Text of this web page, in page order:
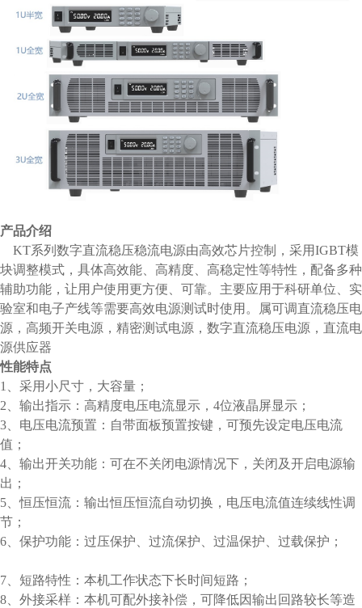
产品介绍
KT系列数字直流稳压稳流电源由高效芯片控制，采用IGBT模
块调整模式，具体高效能、高精度、高稳定性等特性，配备多种
辅助功能，让用户使用更方便、可靠。主要应用于科研单位、实
验室和电子产线等需要高效电源测试时使用。属可调直流稳压电
源，高频开关电源，精密测试电源 ， 数字直流稳压电源，直流电
源供应器
性能特点
1、采用小尺寸，大容量；
2、输出指示：高精度电压电流显示，4位液晶屏显示；
3、电压电流预置：自带面板预置按键，可预先设定电压电流
值；
4、输出开关功能：可在不关闭电源情况下，关闭及开启电源输
出；
5、恒压恒流：输出恒压恒流自动切换，电压电流值连续线性调
节；
6、保护功能：过压保护、过流保护、过温保护、过载保护；
7、短路特性：本机工作状态下长时间短路；
8、外接采样：本机可配外接补偿，可降低因输出回路较长等造